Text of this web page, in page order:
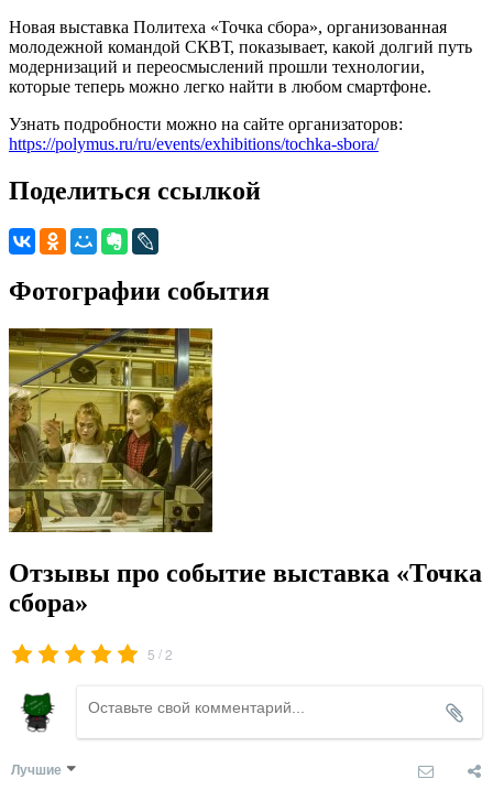
Новая выставка Политеха «Точка сбора», организованная
молодежной командой СКВТ, показывает, какой долгий путь
модернизаций и переосмыслений прошли технологии,
которые теперь можно легко найти в любом смартфоне.
Узнать подробности можно на сайте организаторов:
https://polymus.ru/ru/events/exhibitions/tochka-sbora/
Поделиться ссылкой
Фотографии события
Отзывы про событие выставка «Точка
сбора»
5 /2
Лучшие